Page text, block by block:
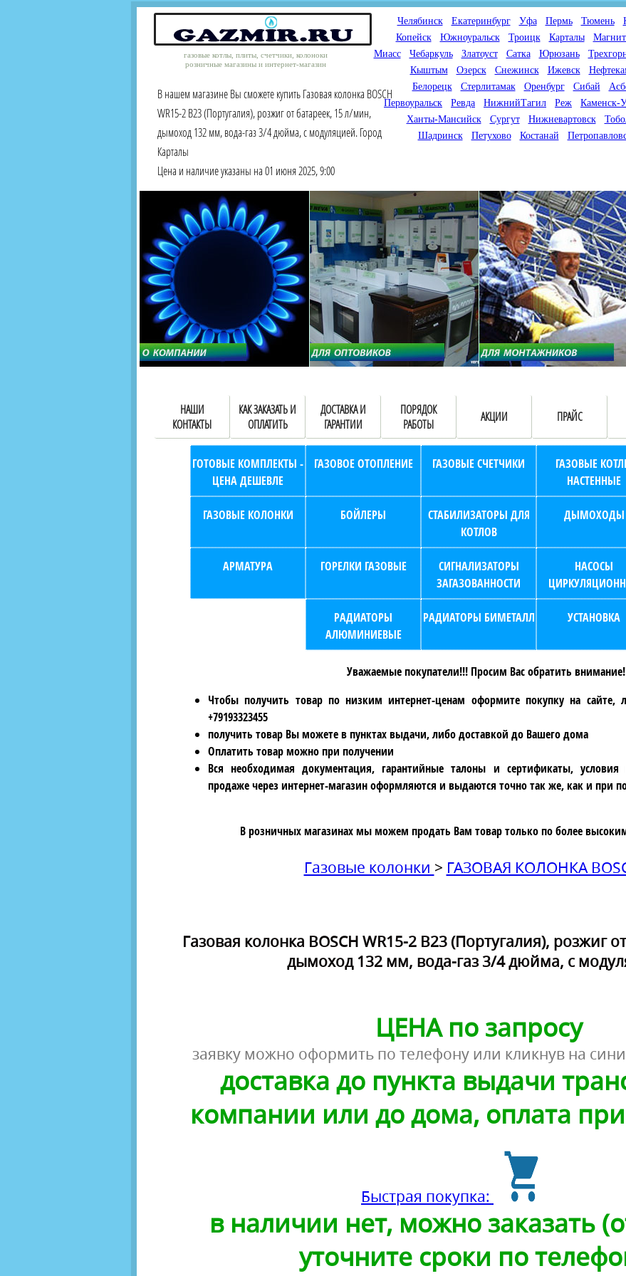
газовые котлы, плиты, счетчики, колоноки
розничные магазины и интернет-магазин
Челябинск Екатеринбург Уфа Пермь Тюмень
Копейск
Южноуральск Троицк Карталы
Миасс
Чебаркуль Златоуст Сатка Юрюзань
Кыштым
Озерск Снежинск Ижевск
Белорецк
Стерлитамак Оренбург Сибай
Первоуральск
Ревда НижнийТагил Реж
Каменск-
Ханты-Мансийск
Сургут Нижневартовск
Шадринск
Петухово Костанай
В нашем магазине Вы сможете купить Газовая колонка BOSCH
WR15-2 B23 (Португалия), розжиг от батареек, 15 л/мин,
дымоход 132 мм, вода-газ 3/4 дюйма, с модуляцией. Город
Карталы
Цена и наличие указаны на 01 июня 2025, 9:00
Мы продаем газовые котлы
для отопления,
водонагреватели, счетчики
газа с доставкой по городам
России и Казахстана
Мы специализируемся на
снабжении магазинов
газового оборудования.
Предлагаем полный
ассортимент товара для
открытия магазина газового
оборудования в Вашем
городе. Мы знаем что будет
продаваться.
НАШИ
КОНТАКТЫ
КАК ЗАКАЗАТЬ И
ОПЛАТИТЬ
ДОСТАВКА И
ГАРАНТИИ
ПОРЯДОК
РАБОТЫ
АКЦИИ ПРАЙС
ГОТОВЫЕ КОМПЛЕКТЫ -
ЦЕНА ДЕШЕВЛЕ
ГАЗОВОЕ ОТОПЛЕНИЕ ГАЗОВЫЕ СЧЕТЧИКИ
ГАЗОВЫЕ
НАСТЕННЫЕ
ГАЗОВЫЕ КОЛОНКИ БОЙЛЕРЫ
СТАБИЛИЗАТОРЫ ДЛЯ
КОТЛОВ
ДЫМОХОДЫ
АРМАТУРА ГОРЕЛКИ ГАЗОВЫЕ
СИГНАЛИЗАТОРЫ
ЗАГАЗОВАННОСТИ
НАСОСЫ
РАДИАТОРЫ
АЛЮМИНИЕВЫЕ
РАДИАТОРЫ БИМЕТАЛЛ УСТАНОВКА
Уважаемые покупатели!!! Просим Вас обратить внимание!
Чтобы получить товар по низким интернет-ценам оформите покупку на сайте,
+79193323455
получить товар Вы можете в пунктах выдачи, либо доставкой до Вашего дома
Оплатить товар можно при получении
Вся необходимая документация, гарантийные талоны и сертификаты, условия
продаже через интернет-магазин оформляются и выдаются точно так же, как и при
В розничных магазинах мы можем продать Вам товар только по более
Газовые колонки > ГАЗОВАЯ КОЛОНКА
Газовая колонка BOSCH WR15-2 B23 (Португалия), розжиг
дымоход 132 мм, вода-газ 3/4 дюйма, с
ЦЕНА по запросу
заявку можно оформить по телефону или кликнув на
доставка до пункта выдачи
компании или до дома, оплата
Быстрая покупка:
в наличии нет, можно заказать
уточните сроки по